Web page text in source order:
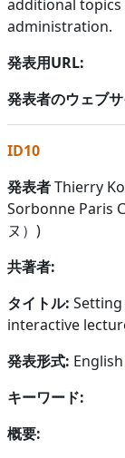
additional
administration.
発表用URL:
発表者のウェブ
ID10
発表者Thierry
Sorbonne Paris
ヌ）)
共著者:
タイトル:
interactive
発表形式:
キーワード:
概要: